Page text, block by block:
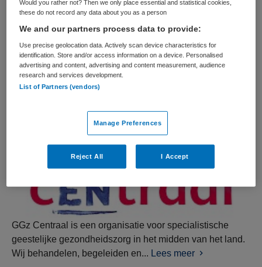
Vacature niet beschikbaar
Deze vacature Teamleider Behandelzaken Gebiedsteam
Almere Zuid bij GGz Centraal is niet meer actueel.
Hieronder staan enkele vergelijkbare vacatures die voor
GGz Centraal is een organisatie voor specialistische
geestelijke gezondheidszorg in het midden van het land.
Wij behandelen, begeleiden en... Lees meer
Would you rather not? Then we only place essential and statistical cookies,
these do not record any data about you as a person
We and our partners process data to provide:
Use precise geolocation data. Actively scan device characteristics for
identification. Store and/or access information on a device. Personalised
advertising and content, advertising and content measurement, audience
research and services development.
List of Partners (vendors)
Manage Preferences
Reject All I Accept